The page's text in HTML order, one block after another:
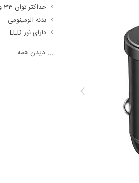
حداکثر توان 33 وات
بدنه آلومینومی
دارای نور LED
...دیدن همه